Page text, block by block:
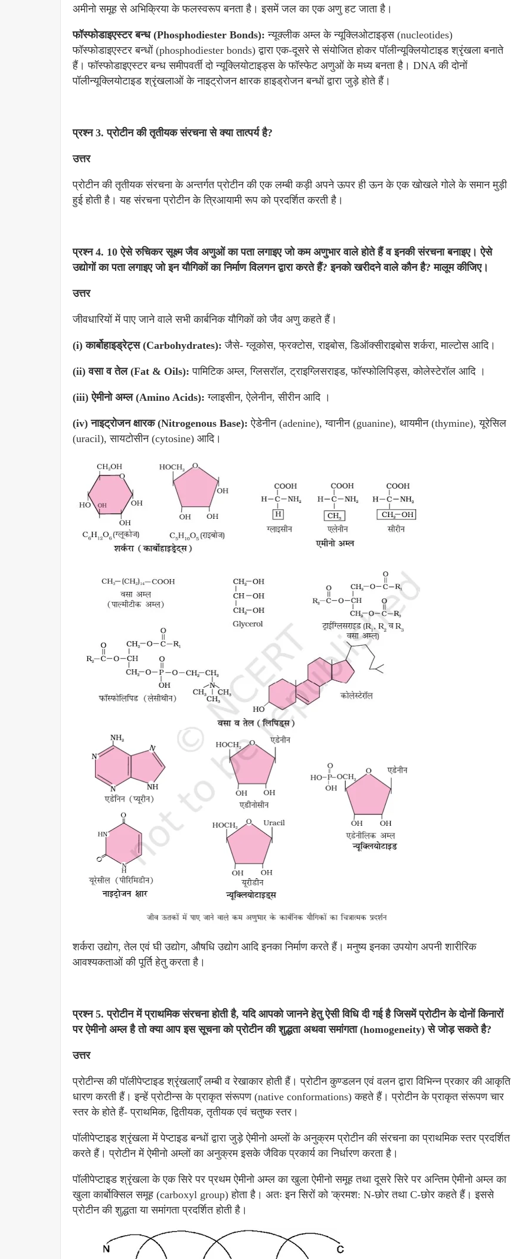
अमीनो समूह से अभिक्रिया के फलस्वरूप बनता है। इसमें जल का एक अणु हट जाता है।
फॉस्फोडाइएस्टर बन्ध (Phosphodiester Bonds): न्यूक्लीक अम्ल के न्यूक्लिओटाइड्स (nucleotides)
फॉस्फोडाइएस्टर बन्धों (phosphodiester bonds) द्वारा एक-दूसरे से संयोजित होकर पॉलीन्यूक्लियोटाइड श्रृंखला बनाते
हैं। फॉस्फोडाइएस्टर बन्ध समीपवर्ती दो न्यूक्लियोटाइड्स के फॉस्फेट अणुओं के मध्य बनता है। DNA की दोनों
पॉलीन्यूक्लियोटाइड श्रृंखलाओं के नाइट्रोजन क्षारक हाइड्रोजन बन्धों द्वारा जुड़े होते हैं।
प्रश्न 3. प्रोटीन की तृतीयक संरचना से क्या तात्पर्य है?
उत्तर
प्रोटीन की तृतीयक संरचना के अन्तर्गत प्रोटीन की एक लम्बी कड़ी अपने ऊपर ही ऊन के एक खोखले गोले के समान मुड़ी
हुई होती है। यह संरचना प्रोटीन के त्रिआयामी रूप को प्रदर्शित करती है।
प्रश्न 4. 10 ऐसे रुचिकर सूक्ष्म जैव अणुओं का पता लगाइए जो कम अणुभार वाले होते हैं व इनकी संरचना बनाइए। ऐसे
उद्योगों का पता लगाइए जो इन यौगिकों का निर्माण विलगन द्वारा करते हैं? इनको खरीदने वाले कौन है? मालूम कीजिए।
उत्तर
जीवधारियों में पाए जाने वाले सभी कार्बनिक यौगिकों को जैव अणु कहते हैं।
(i) कार्बोहाइड्रेट्स (Carbohydrates): जैसे- ग्लूकोस, फ्रक्टोस, राइबोस, डिऑक्सीराइबोस शर्करा, माल्टोस आदि।
(ii) वसा व तेल (Fat & Oils): पामिटिक अम्ल, ग्लिसरॉल, ट्राइग्लिसराइड, फॉस्फोलिपिड्स, कोलेस्टेरॉल आदि ।
(iii) ऐमीनो अम्ल (Amino Acids): ग्लाइसीन, ऐलेनीन, सीरीन आदि ।
(iv) नाइट्रोजन क्षारक (Nitrogenous Base): ऐडेनीन (adenine), ग्वानीन (guanine), थायमीन (thymine), यूरेसिल
(uracil), सायटोसीन (cytosine) आदि।
शर्करा उद्योग, तेल एवं घी उद्योग, औषधि उद्योग आदि इनका निर्माण करते हैं। मनुष्य इनका उपयोग अपनी शारीरिक
आवश्यकताओं की पूर्ति हेतु करता है।
प्रश्न 5. प्रोटीन में प्राथमिक संरचना होती है, यदि आपको जानने हेतु ऐसी विधि दी गई है जिसमें प्रोटीन के दोनों किनारों
पर ऐमीनो अम्ल है तो क्या आप इस सूचना को प्रोटीन की शुद्धता अथवा समांगता (homogeneity) से जोड़ सकते है?
उत्तर
प्रोटीन्स की पॉलीपेप्टाइड श्रृंखलाएँ लम्बी व रेखाकार होती हैं। प्रोटीन कुण्डलन एवं वलन द्वारा विभिन्न प्रकार की आकृति
धारण करती हैं। इन्हें प्रोटीन्स के प्राकृत संरूपण (native conformations) कहते हैं। प्रोटीन के प्राकृत संरूपण चार
स्तर के होते हैं- प्राथमिक, द्वितीयक, तृतीयक एवं चतुष्क स्तर।
पॉलीपेप्टाइड श्रृंखला में पेप्टाइड बन्धों द्वारा जुड़े ऐमीनो अम्लों के अनुक्रम प्रोटीन की संरचना का प्राथमिक स्तर प्रदर्शित
करते हैं। प्रोटीन में ऐमीनो अम्लों का अनुक्रम इसके जैविक प्रकार्य का निर्धारण करता है।
पॉलीपेप्टाइड श्रृंखला के एक सिरे पर प्रथम ऐमीनो अम्ल का खुला ऐमीनो समूह तथा दूसरे सिरे पर अन्तिम ऐमीनो अम्ल का
खुला कार्बोक्सिल समूह (carboxyl group) होता है। अतः इन सिरों को 'क्रमश: N-छोर तथा C-छोर कहते हैं। इससे
प्रोटीन की शुद्धता या समांगता प्रदर्शित होती है।